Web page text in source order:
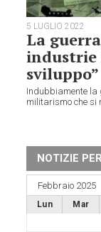
5 LUGLIO 2022
La
industrie
sviluppo”
Indubbiamente la
militarismo che si
NOTIZIE
Febbraio 2025
Lun Mar